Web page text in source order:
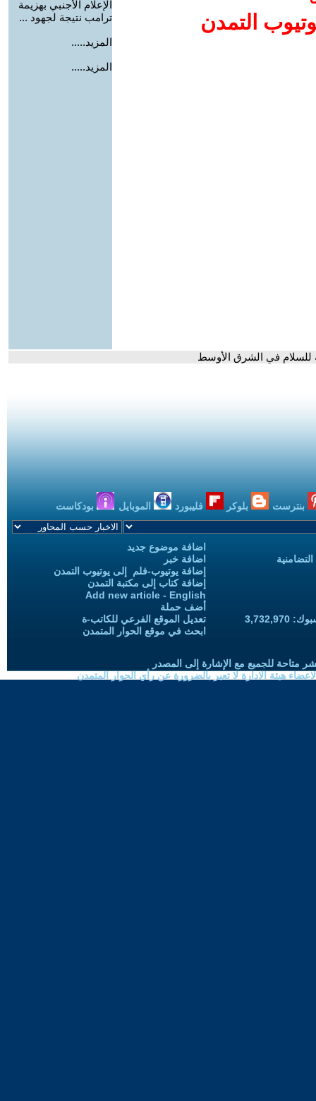
التمدن
الإعلام الأجنبي بهزيمة
ترامب نتيجة لجهود ...
المزيد.....
المزيد.....
للسلام في الشرق الأوسط
بنترست بلوكر فليبورد الموبايل بودكاست
اضافة موضوع جديد
اضافة خبر
إضافة يوتيوب-فلم إلى يوتيوب التمدن
إضافة كتاب إلى مكتبة التمدن
Add new article - English
أضف حملة
تعديل الموقع الفرعي للكاتب-ة
ابحث في موقع الحوار المتمدن
متاحة للجميع مع الإشارة إلى المصدر
هيئة الادارة لا تعبر بالضرورة عن رأي الحوار المتمدن